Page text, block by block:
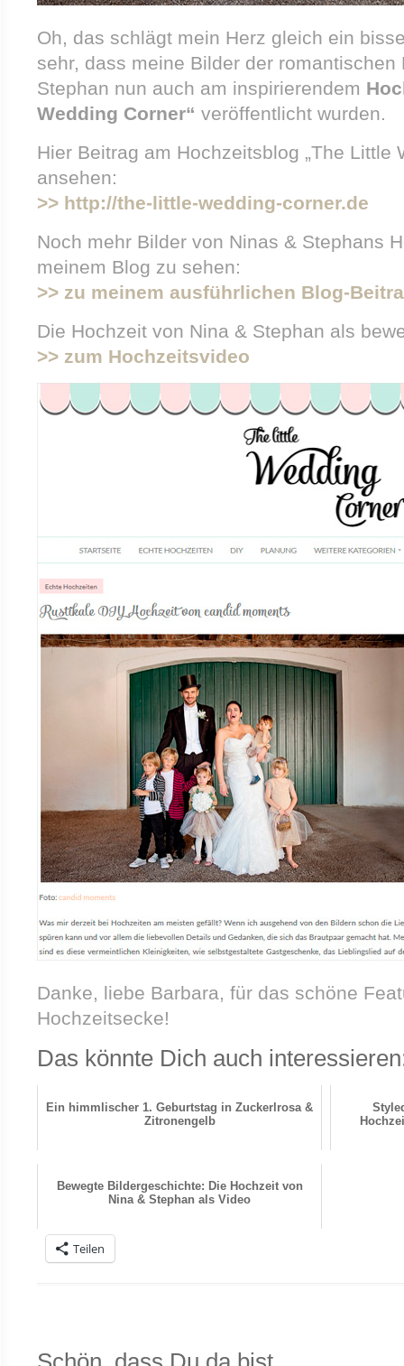
Oh, das schlägt mein Herz gleich ein
sehr, dass meine Bilder der
Stephan nun auch am inspirierendem
Wedding Corner“ veröffentlicht wurden.
Hier Beitrag am Hochzeitsblog „The Little
ansehen:
>> http://the-little-wedding-corner.de
Noch mehr Bilder von Ninas & Stephans
meinem Blog zu sehen:
>> zu meinem ausführlichen Blog-
Die Hochzeit von Nina & Stephan als
>> zum Hochzeitsvideo
Danke, liebe Barbara, für das schöne
Hochzeitsecke!
Das könnte Dich auch
Ein himmlischer 1. Geburtstag in Zuckerlrosa &
Zitronengelb
Bewegte Bildergeschichte: Die Hochzeit von
Nina & Stephan als Video
Teilen